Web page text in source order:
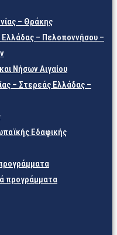
– Θράκης
Ελλάδας – Πελοποννήσου –
Νήσων Αιγαίου
– Στερεάς Ελλάδας –
Εδαφικής
προγράμματα